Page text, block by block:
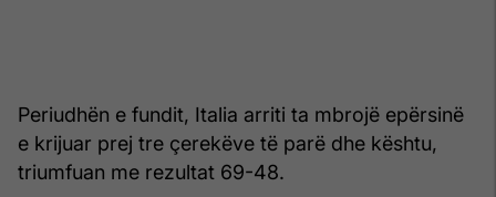
Periudhën e fundit, Italia arriti ta mbrojë epërsinë
e krijuar prej tre çerekëve të parë dhe kështu,
triumfuan me rezultat 69-48.